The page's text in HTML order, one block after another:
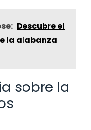
Descubre el
la alabanza
sobre la